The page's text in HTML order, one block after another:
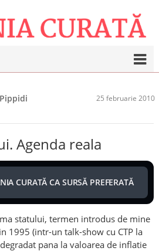
25 februarie 2010
Agenda reala
CURATĂ CA SURSĂ PREFERATĂ
statului, termen introdus de mine
1995 (intr-un talk-show cu CTP la
pana la valoarea de inflatie